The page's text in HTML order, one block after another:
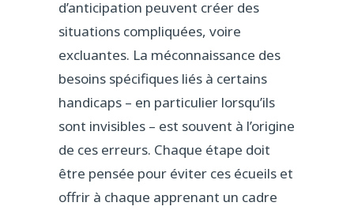
d’anticipation peuvent créer des
situations compliquées, voire
excluantes. La méconnaissance des
besoins spécifiques liés à certains
handicaps – en particulier lorsqu’ils
sont invisibles – est souvent à l’origine
de ces erreurs. Chaque étape doit
être pensée pour éviter ces écueils et
offrir à chaque apprenant un cadre